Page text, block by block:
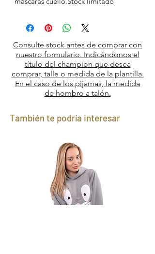
Consulte stock antes de comprar con
nuestro formulario. Indicándonos el
título del champion que desea
comprar, talle o medida de la plantilla.
En el caso de los pijamas, la medida
de hombro a talón.
También te podría interesar